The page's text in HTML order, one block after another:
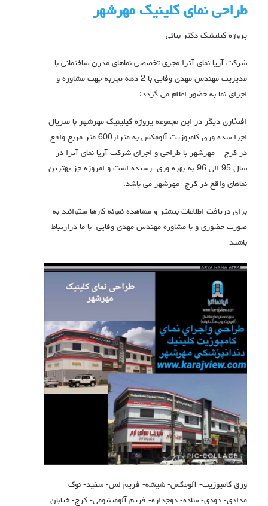
طراحی نمای کلینیک مهرشهر
پروژه کیلینیک دکتر بیانی
شرکت آریا نمای آترا مجری تخصصی نماهای مدرن ساختمانی با
مدیریت مهندس مهدی وفایی با 2 دهه تجربه جهت مشاوره و
اجرای نما به حضور اعلام می گردد:
افتخاری دیگر در این مجموعه پروژه کیلینیک مهرشهر با متریال
اجرا شده ورق کامپوزیت آلومکس به متراژ600 متر مربع واقع
در کرج – مهرشهر با طراحی و اجرای شرکت آریا نمای آترا در
سال 95 الی 96 به بهره وری رسیده است و امروزه جز بهترین
نماهای واقع در کرج- مهرشهر می باشد.
برای دریافت اطلاعات بیشتر و مشاهده نمونه کارها میتوانید به
صورت حضوری و با مشاوره مهندس مهدی وفایی با ما درارتباط
باشید
ورق کامپوزیت- آلومکس- شیشه- فریم لس- سفید- نوک
مدادی- دودی- ساده- دوجداره- فریم آلومینیومی- کرج- خیابان